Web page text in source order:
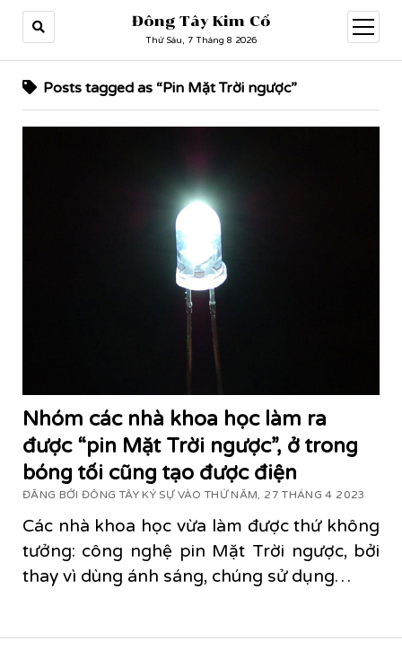
Đông Tây Kim Cổ
Thứ Sáu, 7 Tháng 8 2026
open
menu
Posts tagged as “Pin Mặt Trời ngược”
Nhóm các nhà khoa học làm ra
được “pin Mặt Trời ngược”, ở trong
bóng tối cũng tạo được điện
ĐĂNG BỞI ĐÔNG TÂY KÝ SỰ VÀO THỨ NĂM, 27 THÁNG 4 2023
Các nhà khoa học vừa làm được thứ không
tưởng: công nghệ pin Mặt Trời ngược, bởi
thay vì dùng ánh sáng, chúng sử dụng…